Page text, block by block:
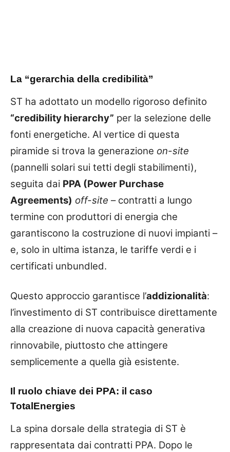
La “gerarchia della credibilità”
ST ha adottato un modello rigoroso definito
“credibility hierarchy” per la selezione delle
fonti energetiche. Al vertice di questa
piramide si trova la generazione on-site
(pannelli solari sui tetti degli stabilimenti),
seguita dai PPA (Power Purchase
Agreements) off-site – contratti a lungo
termine con produttori di energia che
garantiscono la costruzione di nuovi impianti –
e, solo in ultima istanza, le tariffe verdi e i
certificati unbundled.
Questo approccio garantisce l’addizionalità:
l’investimento di ST contribuisce direttamente
alla creazione di nuova capacità generativa
rinnovabile, piuttosto che attingere
semplicemente a quella già esistente.
Il ruolo chiave dei PPA: il caso
TotalEnergies
La spina dorsale della strategia di ST è
rappresentata dai contratti PPA. Dopo le